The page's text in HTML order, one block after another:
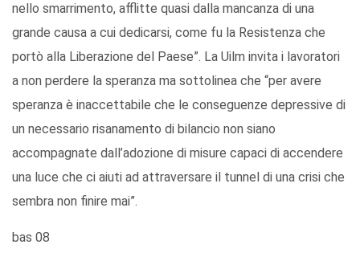
nello smarrimento, afflitte quasi dalla mancanza di una
grande causa a cui dedicarsi, come fu la Resistenza che
portò alla Liberazione del Paese”. La Uilm invita i lavoratori
a non perdere la speranza ma sottolinea che “per avere
speranza è inaccettabile che le conseguenze depressive di
un necessario risanamento di bilancio non siano
accompagnate dall’adozione di misure capaci di accendere
una luce che ci aiuti ad attraversare il tunnel di una crisi che
sembra non finire mai”.
bas 08